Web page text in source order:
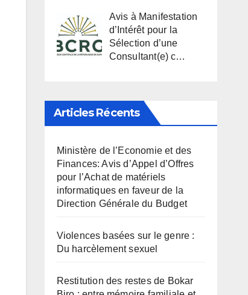
Avis à Manifestation
d’Intérêt pour la
Sélection d’une
Consultant(e) c…
Articles Récents
Ministère de l’Economie et des
Finances: Avis d’Appel d’Offres
pour l’Achat de matériels
informatiques en faveur de la
Direction Générale du Budget
Violences basées sur le genre :
Du harcèlement sexuel
Restitution des restes de Bokar